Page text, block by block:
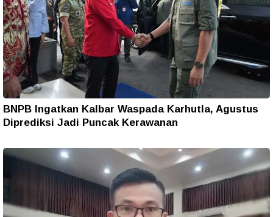
BNPB Ingatkan Kalbar Waspada Karhutla, Agustus
Diprediksi Jadi Puncak Kerawanan